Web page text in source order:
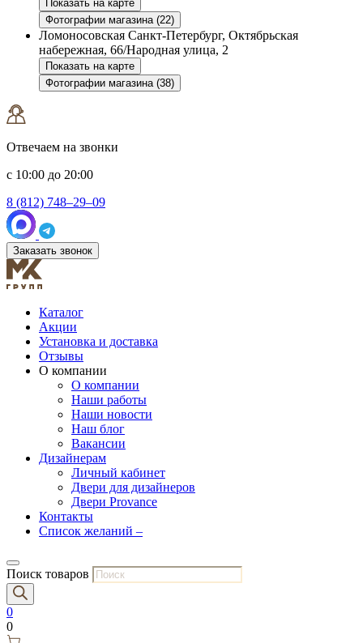
Показать на карте
Фотографии магазина (22)
Ломоносовская Санкт-Петербург, Октябрьская
набережная, 66/Народная улица, 2
Показать на карте
Фотографии магазина (38)
Отвечаем на звонки
с 10:00 до 20:00
8 (812) 748–29–09
Заказать звонок
Каталог
Акции
Установка и доставка
Отзывы
О компании
О компании
Наши работы
Наши новости
Наш блог
Вакансии
Дизайнерам
Личный кабинет
Двери для дизайнеров
Двери Provance
Контакты
Список желаний –
Поиск товаров
0
0